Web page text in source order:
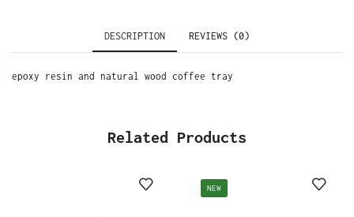
DESCRIPTION REVIEWS (0)
epoxy resin and natural wood coffee tray
Related Products
NEW